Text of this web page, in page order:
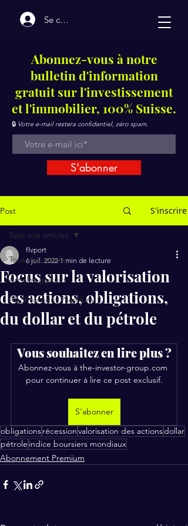
Se connecter
Post S'inscrire
Tous nos articles
Articles gratuits
Abonnement Premium
Tous nos articles
Focus sur la valorisation
des actions, obligations,
du dollar et du pétrole
flvport
6 juil. 2022 1 min de lecture
Vous souhaitez en lire plus ?
Abonnez-vous à the-investor-group.com
pour continuer à lire ce post exclusif.
S'abonner
obligationsrécessionvalorisation des actionsdollar
pétrole indice boursiers mondiaux
Abonnement Premium
Abonnez-vous à notre
bulletin d'information
gratuit sur l'investissement
et l'immobilier, 100% Suisse.
🔒 Votre e-mail restera confidentiel, zéro spam.
S'abonner